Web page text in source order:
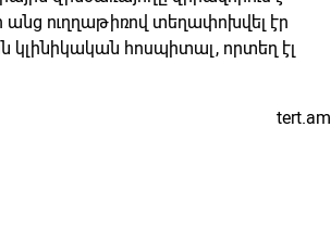
անց ուղղաթիռով տեղափոխվել էր
հոսպիտալ, որտեղ էլ
tert.am